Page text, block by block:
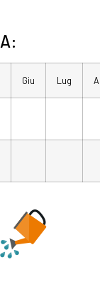
Giu Lug